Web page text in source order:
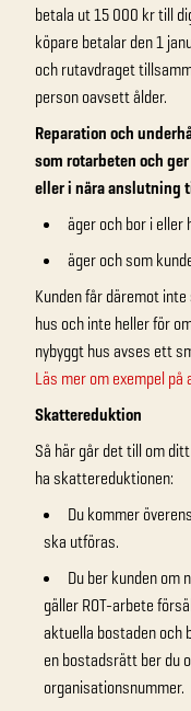
betala ut 15 000 kr till
köpare betalar den 1
och rutavdraget
person oavsett ålder.
Reparation och
som rotarbeten och
eller i nära anslutning
äger och bor i
äger och som
Kunden får däremot
hus och inte heller för
nybyggt hus avses ett
Läs mer om exempel
Skattereduktion
Så här går det till om
ha skattereduktionen:
Du kommer
ska utföras.
Du ber kunden om
gäller ROT-arbete
aktuella bostaden och
en bostadsrätt ber du
organisationsnummer.